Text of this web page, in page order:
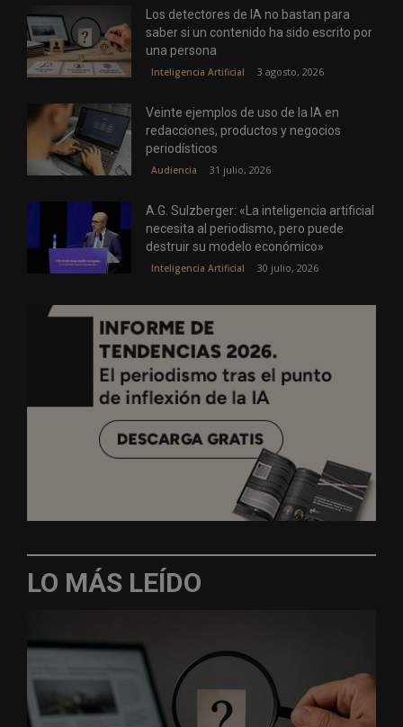
Los detectores de IA no bastan para
saber si un contenido ha sido escrito por
una persona
Inteligencia Artificial 3 agosto, 2026
Veinte ejemplos de uso de la IA en
redacciones, productos y negocios
periodísticos
Audiencia 31 julio, 2026
A.G. Sulzberger: «La inteligencia artificial
necesita al periodismo, pero puede
destruir su modelo económico»
Inteligencia Artificial 30 julio, 2026
LO MÁS LEÍDO